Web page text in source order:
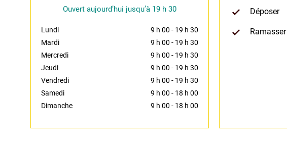
Ouvert aujourd’hui jusqu’à 19 h 30
Lundi 9 h 00 - 19 h 30
Mardi
9 h 00 - 19 h 30
Mercredi
9 h 00 - 19 h 30
Jeudi
9 h 00 - 19 h 30
Vendredi
9 h 00 - 19 h 30
Samedi
9 h 00 - 18 h 00
Dimanche
9 h 00 - 18 h 00
Déposer
Ramasser